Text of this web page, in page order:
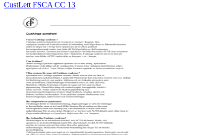
CustLett FSCA CC 13